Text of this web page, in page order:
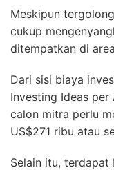
Meskipun
cukup
ditempatkan di
Dari sisi biaya
Investing Ideas
calon mitra perlu
US$271 ribu atau
Selain itu, terdapat